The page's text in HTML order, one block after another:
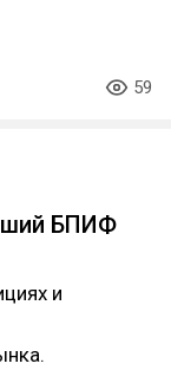
59
БПИФ
и